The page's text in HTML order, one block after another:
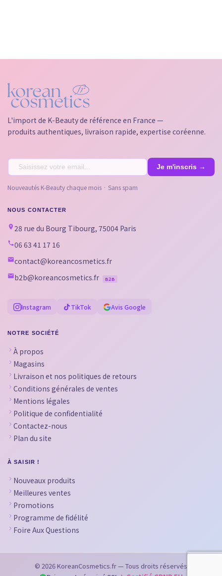
L'import de K-Beauty de référence en France —
produits authentiques, livraison rapide, expertise coréenne.
Nouveautés K-Beauty chaque mois · Sans spam
NOUS CONTACTER
28 rue du Bourg Tibourg, 75004 Paris
06 63 41 17 16
contact@koreancosmetics.fr
b2b@koreancosmetics.fr
B2B
Instagram TikTok Avis Google
NOTRE SOCIÉTÉ
À propos
Magasins
Livraison et nos politiques de retours
Conditions générales de ventes
Mentions légales
Politique de confidentialité
Contactez-nous
Plan du site
À SAISIR !
Nouveaux produits
Meilleures ventes
Promotions
Programme de fidélité
Foire Aux Questions
© 2026 KoreanCosmetics.fr — Tous droits réservés